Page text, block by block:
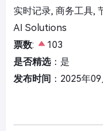
实时记录, 商务工具,
AI Solutions
票数:
103
是否精选：是
发布时间 ：2025年